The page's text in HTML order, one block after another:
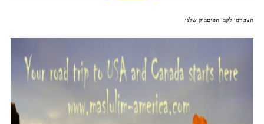
הצטרפו לקב' הפיסבוק שלנו